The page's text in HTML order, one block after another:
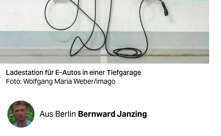
wahrheit
verlag
verlag
veranstaltungen
shop
fragen & hilfe
Ladestation für E-Autos in einer Tiefgarage
Foto: Wolfgang Maria Weber/imago
Aus Berlin Bernward Janzing